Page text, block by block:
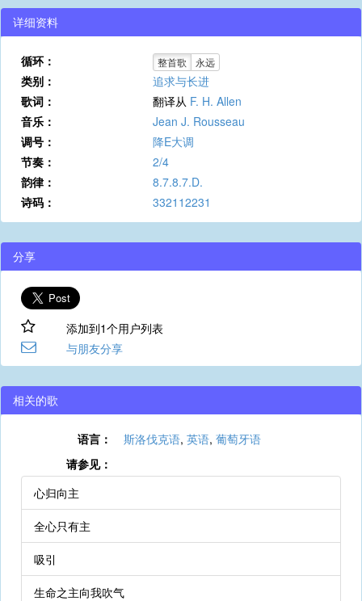
详细资料
循环： 整首歌 永远
类别：
追求与长进
歌词：
翻译从 F. H. Allen
音乐：
Jean J. Rousseau
调号：
降E大调
节奏：
2/4
韵律：
8.7.8.7.D.
诗码：
332112231
分享
添加到1个用户列表
与朋友分享
相关的歌
语言： 斯洛伐克语, 英语, 葡萄牙语
请参见：
心归向主
全心只有主
吸引
生命之主向我吹气